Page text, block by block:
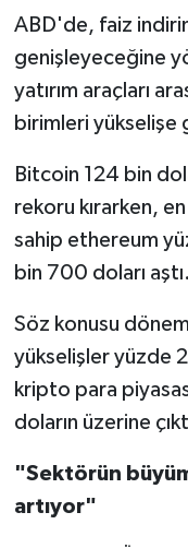
ABD'de, faiz
genişleyeceğine
yatırım araçları
birimleri yükselişe
Bitcoin 124 bin
rekoru kırarken,
sahip ethereum
bin 700 doları aştı.
Söz konusu
yükselişler yüzde
kripto para
doların üzerine
"Sektörün
artıyor"